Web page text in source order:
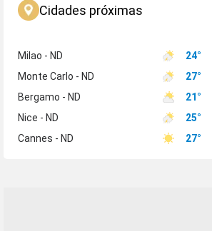
Cidades próximas
Milao - ND 24°
Monte Carlo - ND
27°
Bergamo - ND
21°
Nice - ND
25°
Cannes - ND
27°